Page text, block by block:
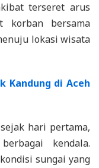
terseret arus
korban bersama
lokasi wisata
Kandung di Aceh
hari pertama,
kendala.
sungai yang